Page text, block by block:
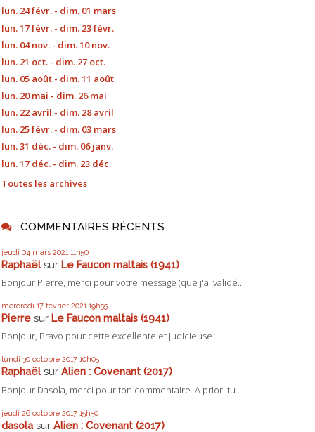
lun. 24 févr. - dim. 01 mars
lun. 17 févr. - dim. 23 févr.
lun. 04 nov. - dim. 10 nov.
lun. 21 oct. - dim. 27 oct.
lun. 05 août - dim. 11 août
lun. 20 mai - dim. 26 mai
lun. 22 avril - dim. 28 avril
lun. 25 févr. - dim. 03 mars
lun. 31 déc. - dim. 06 janv.
lun. 17 déc. - dim. 23 déc.
Toutes les archives
COMMENTAIRES RÉCENTS
jeudi 04 mars 2021 11h50
Raphaëlsur Le Faucon maltais (1941)
Bonjour Pierre, merci pour votre message (que j'ai validé...
mercredi 17 février 2021 19h55
Pierre sur Le Faucon maltais (1941)
Bonjour, Bravo pour cette excellente et judicieuse...
lundi 30 octobre 2017 10h05
Raphaëlsur Alien : Covenant (2017)
Bonjour Dasola, merci pour ton commentaire. A priori tu...
jeudi 26 octobre 2017 15h50
dasolasur Alien : Covenant (2017)